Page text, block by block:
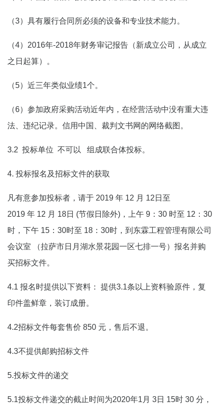
（3）具有履行合同所必须的设备和专业技术能力。
（4）2016年-2018年财务审记报告（新成立公司，从成立
之日起算）。
（5）近三年类似业绩1个。
（6）参加政府采购活动近年内，在经营活动中没有重大违
法、违纪记录。信用中国、裁判文书网的网络截图。
3.2 投标单位 不可以 组成联合体投标。
4. 投标报名及招标文件的获取
凡有意参加投标者，请于 2019 年 12 月 12 日至
2019 年 12 月 18日 (节假日除外)，上午 9：30 时至 12：30
时，下午 15：30时至 18：30时，到 东霖工程管理有限公司
会议室 （拉萨市日月湖水景花园一区七排一号） 报名并购
买招标文件。
4.1 报名时提供以下资料： 提供3.1条以上资料验原件，复
印件盖鲜章，装订成册。
4.2招标文件每套售价 850 元，售后不退。
4.3不提供邮购招标文件
5.投标文件的递交
5.1投标文件递交的截止时间为2020年1 月 3日 15时 30 分，